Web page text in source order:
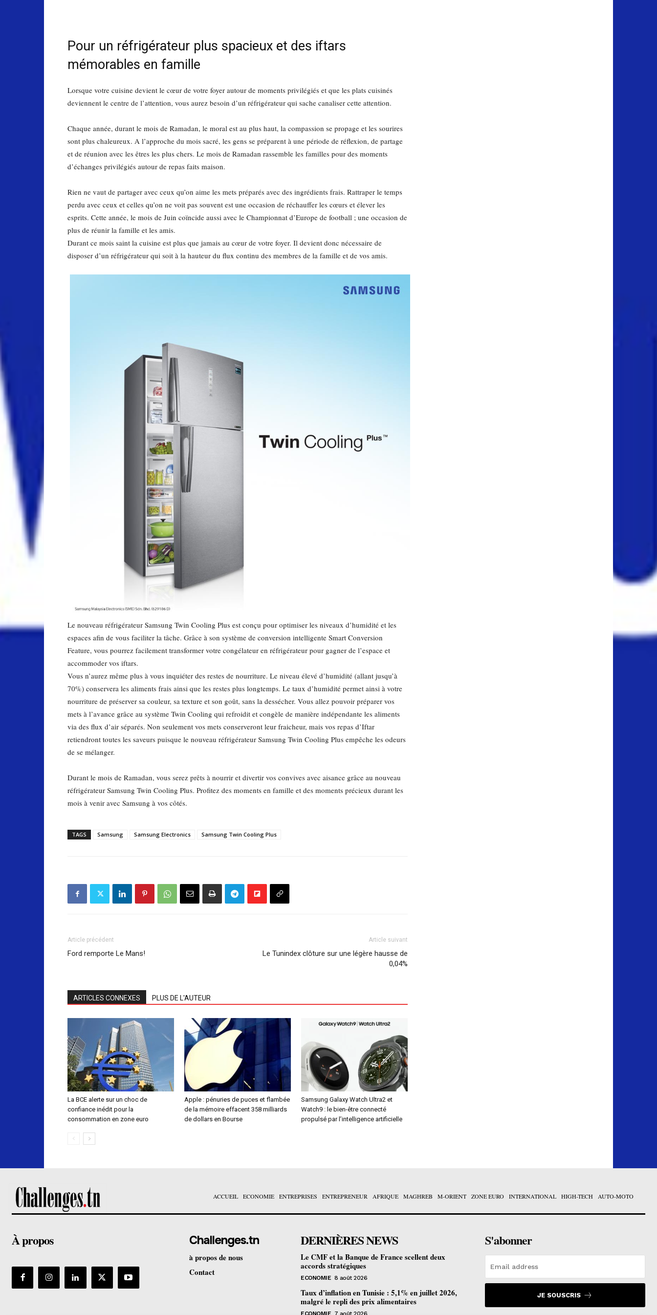
Pour un réfrigérateur plus spacieux et des iftars
mémorables en famille
Lorsque votre cuisine devient le cœur de votre foyer autour de moments privilégiés et que les plats cuisinés
deviennent le centre de l’attention, vous aurez besoin d’un réfrigérateur qui sache canaliser cette attention.
Chaque année, durant le mois de Ramadan, le moral est au plus haut, la compassion se propage et les sourires
sont plus chaleureux. A l’approche du mois sacré, les gens se préparent à une période de réflexion, de partage
et de réunion avec les êtres les plus chers. Le mois de Ramadan rassemble les familles pour des moments
d’échanges privilégiés autour de repas faits maison.
Rien ne vaut de partager avec ceux qu’on aime les mets préparés avec des ingrédients frais. Rattraper le temps
perdu avec ceux et celles qu’on ne voit pas souvent est une occasion de réchauffer les cœurs et élever les
esprits. Cette année, le mois de Juin coïncide aussi avec le Championnat d’Europe de football ; une occasion de
plus de réunir la famille et les amis.
Durant ce mois saint la cuisine est plus que jamais au cœur de votre foyer. Il devient donc nécessaire de
disposer d’un réfrigérateur qui soit à la hauteur du flux continu des membres de la famille et de vos amis.
Le nouveau réfrigérateur Samsung Twin Cooling Plus est conçu pour optimiser les niveaux d’humidité et les
espaces afin de vous faciliter la tâche. Grâce à son système de conversion intelligente Smart Conversion
Feature, vous pourrez facilement transformer votre congélateur en réfrigérateur pour gagner de l’espace et
accommoder vos iftars.
Vous n’aurez même plus à vous inquiéter des restes de nourriture. Le niveau élevé d’humidité (allant jusqu’à
70%) conservera les aliments frais ainsi que les restes plus longtemps. Le taux d’humidité permet ainsi à votre
nourriture de préserver sa couleur, sa texture et son goût, sans la dessécher. Vous allez pouvoir préparer vos
mets à l’avance grâce au système Twin Cooling qui refroidit et congèle de manière indépendante les aliments
via des flux d’air séparés. Non seulement vos mets conserveront leur fraicheur, mais vos repas d’Iftar
retiendront toutes les saveurs puisque le nouveau réfrigérateur Samsung Twin Cooling Plus empêche les odeurs
de se mélanger.
Durant le mois de Ramadan, vous serez prêts à nourrir et divertir vos convives avec aisance grâce au nouveau
réfrigérateur Samsung Twin Cooling Plus. Profitez des moments en famille et des moments précieux durant les
mois à venir avec Samsung à vos côtés.
TAGS Samsung Samsung Electronics Samsung Twin Cooling Plus
Article précédent
Ford remporte Le Mans!
Article suivant
Le Tunindex clôture sur une légère hausse de
0,04%
ARTICLES CONNEXES PLUS DE L'AUTEUR
La BCE alerte sur un choc de
confiance inédit pour la
consommation en zone euro
Apple : pénuries de puces et flambée
de la mémoire effacent 358 milliards
de dollars en Bourse
Samsung Galaxy Watch Ultra2 et
Watch9 : le bien-être connecté
propulsé par l’intelligence artificielle
ACCUEIL ECONOMIE ENTREPRISES ENTREPRENEUR AFRIQUE MAGHREB M-ORIENT ZONE EURO INTERNATIONAL HIGH-TECH AUTO-MOTO
À propos Challenges.tn
à propos de nous
Contact
DERNIÈRES NEWS
Le CMF et la Banque de France scellent deux
accords stratégiques
ECONOMIE 8 août 2026
Taux d’inflation en Tunisie : 5,1% en juillet 2026,
malgré le repli des prix alimentaires
S'abonner
JE SOUSCRIS